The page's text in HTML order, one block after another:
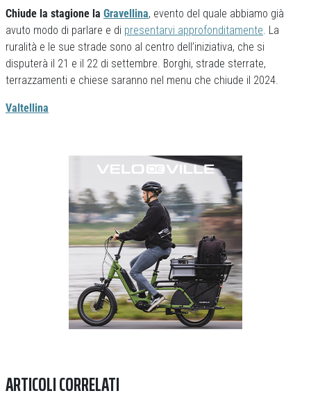
Chiude la stagione la Gravellina, evento del quale abbiamo già
avuto modo di parlare e di presentarvi approfonditamente. La
ruralità e le sue strade sono al centro dell’iniziativa, che si
disputerà il 21 e il 22 di settembre. Borghi, strade sterrate,
terrazzamenti e chiese saranno nel menu che chiude il 2024.
Valtellina
ARTICOLI CORRELATI